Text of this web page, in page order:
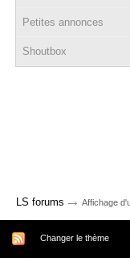
Petites annonces
Shoutbox
LS forums → Affichage
Changer le thème